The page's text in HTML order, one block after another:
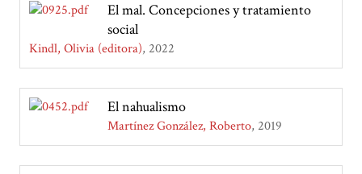
El mal. Concepciones y tratamiento
social
Kindl, Olivia (editora) 2022
El nahualismo
Martínez González, Roberto 2019